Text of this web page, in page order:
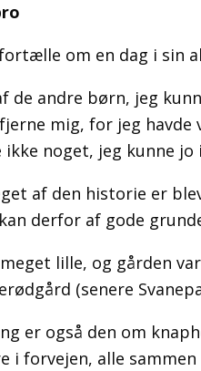
om en dag i sin
de andre børn, jeg
mig, for jeg havde
ikke noget, jeg kunne
af den historie er
derfor af gode
lille, og gården
(senere
er også den om
i forvejen, alle